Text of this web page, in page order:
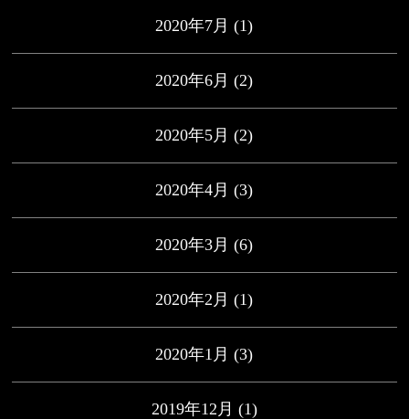
2020年7月 (1)
2020年6月 (2)
2020年5月 (2)
2020年4月 (3)
2020年3月 (6)
2020年2月 (1)
2020年1月 (3)
2019年12月 (1)